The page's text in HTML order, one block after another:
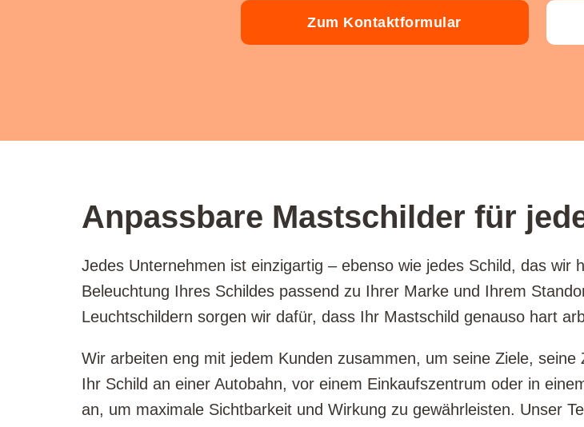
Zum Kontaktformular
Anpassbare Mastschilder für
Jedes Unternehmen ist einzigartig – ebenso wie jedes Schild, das wir
Beleuchtung Ihres Schildes passend zu Ihrer Marke und Ihrem
Leuchtschildern sorgen wir dafür, dass Ihr Mastschild genauso hart
Wir arbeiten eng mit jedem Kunden zusammen, um seine Ziele,
Ihr Schild an einer Autobahn, vor einem Einkaufszentrum oder in
an, um maximale Sichtbarkeit und Wirkung zu gewährleisten. Unser